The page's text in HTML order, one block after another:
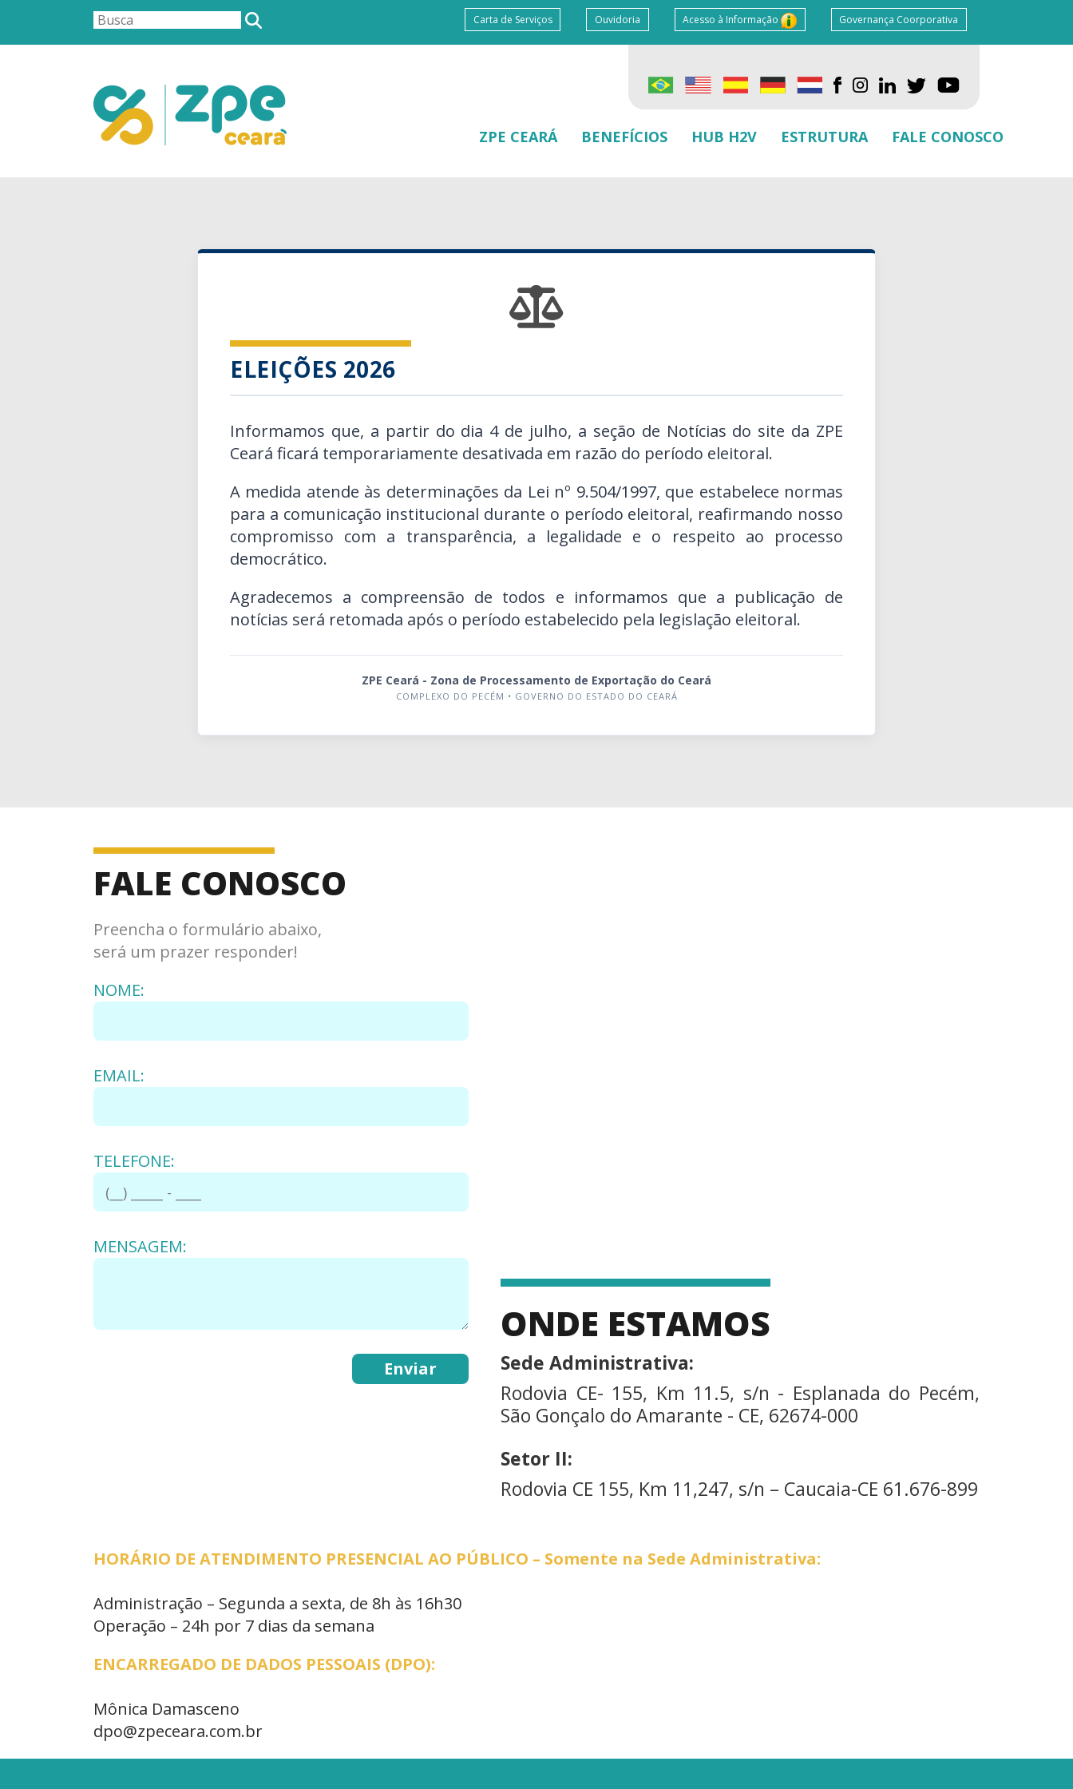
Carta de Serviços Ouvidoria Acesso à Informação Governança Coorporativa
ZPE CEARÁ BENEFÍCIOS HUB H2V ESTRUTURA FALE CONOSCO
ELEIÇÕES 2026
Informamos que, a partir do dia 4 de julho, a seção de Notícias do site da ZPE
Ceará ficará temporariamente desativada em razão do período eleitoral.
A medida atende às determinações da Lei nº 9.504/1997, que estabelece normas
para a comunicação institucional durante o período eleitoral, reafirmando nosso
compromisso com a transparência, a legalidade e o respeito ao processo
democrático.
Agradecemos a compreensão de todos e informamos que a publicação de
notícias será retomada após o período estabelecido pela legislação eleitoral.
ZPE Ceará - Zona de Processamento de Exportação do Ceará
COMPLEXO DO PECÉM • GOVERNO DO ESTADO DO CEARÁ
FALE CONOSCO
Preencha o formulário abaixo,
será um prazer responder!
NOME:
EMAIL:
TELEFONE:
MENSAGEM:
ONDE ESTAMOS
Sede Administrativa:
Rodovia CE- 155, Km 11.5, s/n - Esplanada do Pecém,
São Gonçalo do Amarante - CE, 62674-000
Setor II:
Rodovia CE 155, Km 11,247, s/n – Caucaia-CE 61.676-899
HORÁRIO DE ATENDIMENTO PRESENCIAL AO PÚBLICO – Somente na Sede Administrativa:
Administração – Segunda a sexta, de 8h às 16h30
Operação – 24h por 7 dias da semana
ENCARREGADO DE DADOS PESSOAIS (DPO):
Mônica Damasceno
dpo@zpeceara.com.br